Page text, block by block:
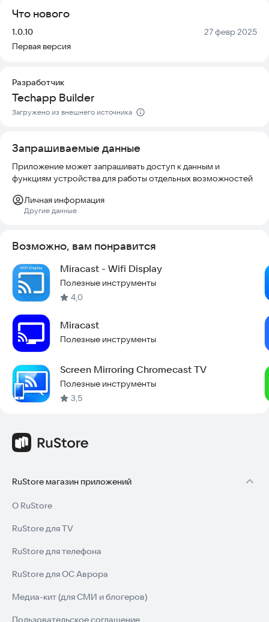
беспроводного дисплея или подключен к
соответствующему адаптеру.
2) Телевизор и ваш телефон должны быть подключены к
3) Версия операционной системы вашего телефона должна
быть Android 4.2 или выше.
5) Наслаждайтесь трансляцией :)
Постскриптум: Для успешной работы приложения
требуется, чтобы как аппаратная, так и программная часть
телефона поддерживала технологию Miracast. Пожалуйста,
не ставьте низкий рейтинг, если ваш смартфон не имеет
Попробуйте установить приложение прямо сейчас, чтобы
большом экране.
Что нового
Версия:
1.0.10 Дата:
27 февр 2025
Первая версия
Разработчик
Techapp Builder
Загружено из внешнего источника
Запрашиваемые данные
Приложение может запрашивать доступ к данным и
функциям устройства для работы отдельных возможностей
Личная информация
Другие данные
Возможно, вам понравится
Miracast - Wifi Display
Полезные инструменты
4,0
Miracast
Полезные инструменты
Screen Mirroring Chromecast TV
Полезные инструменты
3,5
RuStore магазин приложений
О RuStore
RuStore для TV
RuStore для телефона
RuStore для ОС Аврора
Медиа-кит (для СМИ и блогеров)
Пользовательское соглашение